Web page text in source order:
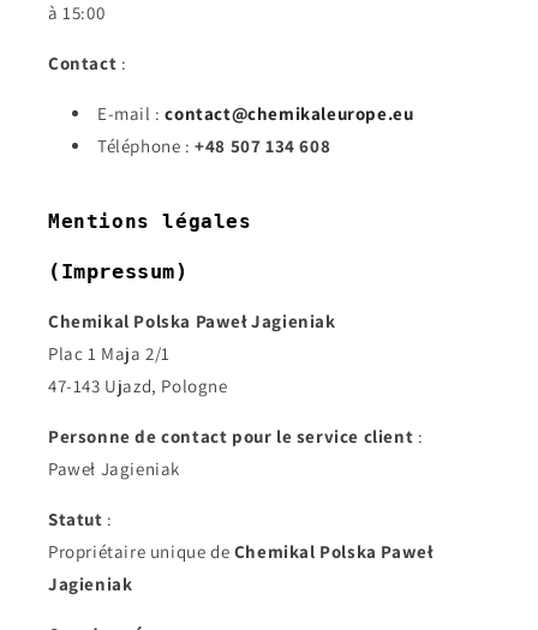
à 15:00
Contact :
E-mail :contact@chemikaleurope.eu
Téléphone :+48 507 134 608
Mentions légales
(Impressum)
Chemikal Polska Paweł Jagieniak
Plac 1 Maja 2/1
47-143 Ujazd, Pologne
Personne de contact pour le service client :
Paweł Jagieniak
Statut :
Propriétaire unique de Chemikal Polska Paweł
Jagieniak